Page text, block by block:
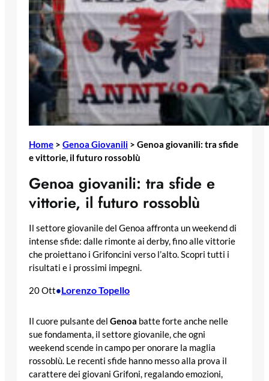
Home > Genoa Giovanili > Genoa giovanili: tra sfide
e vittorie, il futuro rossoblù
Genoa giovanili: tra sfide e
vittorie, il futuro rossoblù
Il settore giovanile del Genoa affronta un weekend di
intense sfide: dalle rimonte ai derby, fino alle vittorie
che proiettano i Grifoncini verso l’alto. Scopri tutti i
risultati e i prossimi impegni.
20 Ott•Lorenzo Topello
Il cuore pulsante del Genoa batte forte anche nelle
sue fondamenta, il settore giovanile, che ogni
weekend scende in campo per onorare la maglia
rossoblù. Le recenti sfide hanno messo alla prova il
carattere dei giovani Grifoni, regalando emozioni,